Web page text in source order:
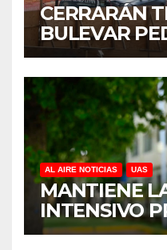
CERRARÁN
BULEVAR
PARA
ANTES DEL
CLASES
AL AIRE NOTICIAS UAS
MANTIENE
INTENSIVO